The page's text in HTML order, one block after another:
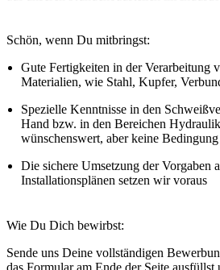
Schön, wenn Du mitbringst:
Gute Fertigkeiten in der Verarbeitung
Materialien, wie Stahl, Kupfer,
Spezielle Kenntnisse in den
Hand bzw. in den Bereichen
wünschenswert, aber keine Bedingung
Die sichere Umsetzung der Vorgaben
Installationsplänen setzen wir voraus
Wie Du Dich bewirbst:
Sende uns Deine vollständigen
das Formular am Ende der Seite ausfüllst